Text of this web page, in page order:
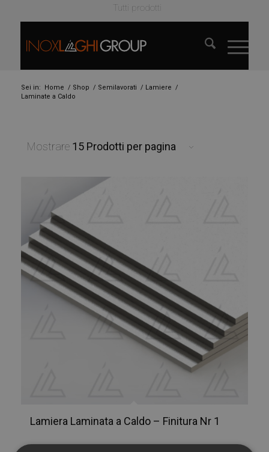
Tutti prodotti
Sei in: Home / Shop / Semilavorati / Lamiere /
Laminate a Caldo
Mostrare 15 Prodotti per pagina
Lamiera Laminata a Caldo – Finitura Nr 1